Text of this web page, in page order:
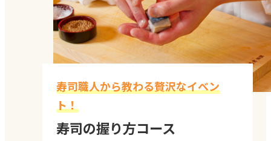
ます。
実施時間 2時間
対応人数 10～80名程度
料金
最低価格 税込13,000円/
料金は参加人数によって
変わります。お気軽にお
寿司職人から教わる贅沢なイベン
ト！
寿司の握り方コース